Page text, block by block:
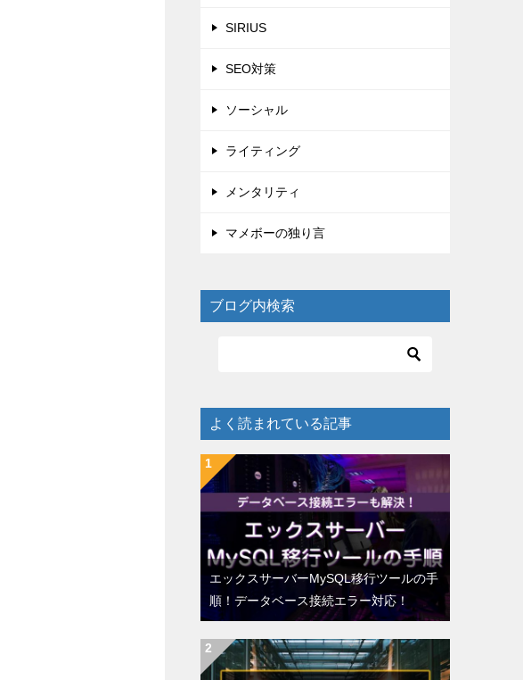
SIRIUS
SEO対策
ソーシャル
ライティング
メンタリティ
マメボーの独り言
ブログ内検索
よく読まれている記事
エックスサーバーMySQL移行ツールの手
順！データベース接続エラー対応！